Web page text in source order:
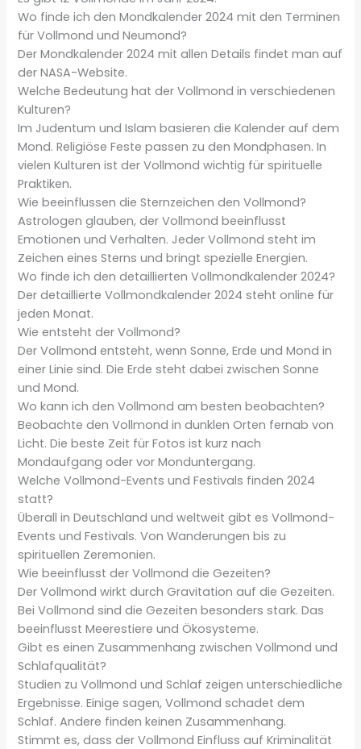
Wo finde ich den Mondkalender 2024 mit den Terminen
für Vollmond und Neumond?
Der Mondkalender 2024 mit allen Details findet man auf
der NASA-Website.
Welche Bedeutung hat der Vollmond in verschiedenen
Kulturen?
Im Judentum und Islam basieren die Kalender auf dem
Mond. Religiöse Feste passen zu den Mondphasen. In
vielen Kulturen ist der Vollmond wichtig für spirituelle
Praktiken.
Wie beeinflussen die Sternzeichen den Vollmond?
Astrologen glauben, der Vollmond beeinflusst
Emotionen und Verhalten. Jeder Vollmond steht im
Zeichen eines Sterns und bringt spezielle Energien.
Wo finde ich den detaillierten Vollmondkalender 2024?
Der detaillierte Vollmondkalender 2024 steht online für
jeden Monat.
Wie entsteht der Vollmond?
Der Vollmond entsteht, wenn Sonne, Erde und Mond in
einer Linie sind. Die Erde steht dabei zwischen Sonne
und Mond.
Wo kann ich den Vollmond am besten beobachten?
Beobachte den Vollmond in dunklen Orten fernab von
Licht. Die beste Zeit für Fotos ist kurz nach
Mondaufgang oder vor Monduntergang.
Welche Vollmond-Events und Festivals finden 2024
statt?
Überall in Deutschland und weltweit gibt es Vollmond-
Events und Festivals. Von Wanderungen bis zu
spirituellen Zeremonien.
Wie beeinflusst der Vollmond die Gezeiten?
Der Vollmond wirkt durch Gravitation auf die Gezeiten.
Bei Vollmond sind die Gezeiten besonders stark. Das
beeinflusst Meerestiere und Ökosysteme.
Gibt es einen Zusammenhang zwischen Vollmond und
Schlafqualität?
Studien zu Vollmond und Schlaf zeigen unterschiedliche
Ergebnisse. Einige sagen, Vollmond schadet dem
Schlaf. Andere finden keinen Zusammenhang.
Stimmt es, dass der Vollmond Einfluss auf Kriminalität